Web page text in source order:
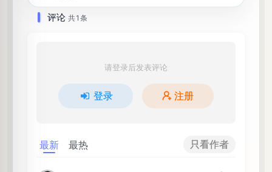
评论 共1条
请登录后发表评论
登录 注册
最新 最热 只看作者